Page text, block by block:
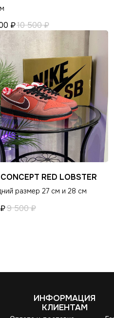
₽10 500₽
RED LOBSTER
размер 27 см и 28 см
₽9 500₽